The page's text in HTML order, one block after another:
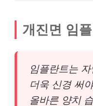
개진면 임
임플란트는
더욱 신경 써
올바른 양치